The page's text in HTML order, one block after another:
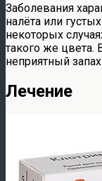
Заболевания
налёта или
некоторых
такого же
неприятный запах.
Лечение